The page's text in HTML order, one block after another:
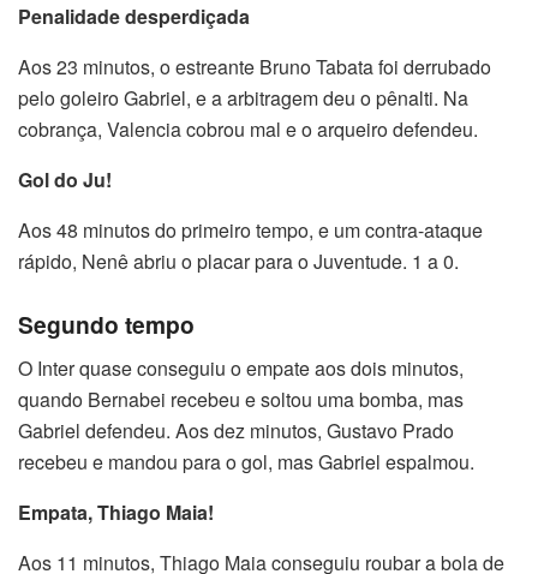
Penalidade desperdiçada
Aos 23 minutos, o estreante Bruno Tabata foi derrubado
pelo goleiro Gabriel, e a arbitragem deu o pênalti. Na
cobrança, Valencia cobrou mal e o arqueiro defendeu.
Gol do Ju!
Aos 48 minutos do primeiro tempo, e um contra-ataque
rápido, Nenê abriu o placar para o Juventude. 1 a 0.
Segundo tempo
O Inter quase conseguiu o empate aos dois minutos,
quando Bernabei recebeu e soltou uma bomba, mas
Gabriel defendeu. Aos dez minutos, Gustavo Prado
recebeu e mandou para o gol, mas Gabriel espalmou.
Empata, Thiago Maia!
Aos 11 minutos, Thiago Maia conseguiu roubar a bola de